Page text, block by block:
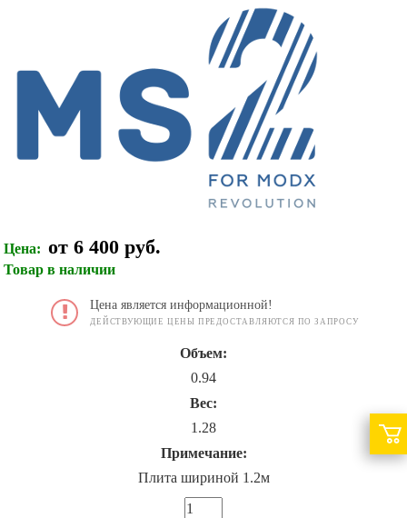
Цена: от 6 400 руб.
Товар в наличии
Цена является информационной!
ДЕЙСТВУЮЩИЕ ЦЕНЫ ПРЕДОСТАВЛЯЮТСЯ ПО ЗАПРОСУ
Объем:
0.94
Вес:
1.28
Примечание:
Плита шириной 1.2м